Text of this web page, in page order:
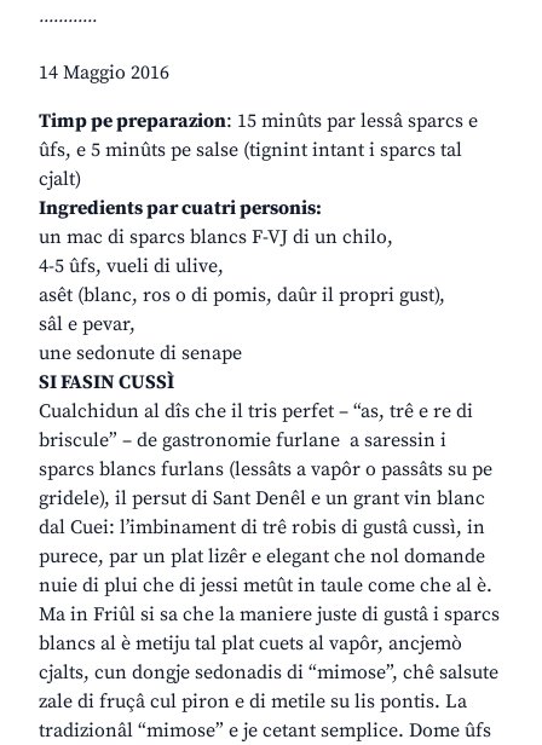
............
14 Maggio 2016
Timp pe preparazion: 15 minûts par lessâ sparcs e
ûfs, e 5 minûts pe salse (tignint intant i sparcs tal
cjalt)
Ingredients par cuatri personis:
un mac di sparcs blancs F-VJ di un chilo,
4-5 ûfs, vueli di ulive,
asêt (blanc, ros o di pomis, daûr il propri gust),
sâl e pevar,
une sedonute di senape
SI FASIN CUSSÌ
Cualchidun al dîs che il tris perfet – “as, trê e re di
briscule” – de gastronomie furlane a saressin i
sparcs blancs furlans (lessâts a vapôr o passâts su pe
gridele), il persut di Sant Denêl e un grant vin blanc
dal Cuei: l’imbinament di trê robis di gustâ cussì, in
purece, par un plat lizêr e elegant che nol domande
nuie di plui che di jessi metût in taule come che al è.
Ma in Friûl si sa che la maniere juste di gustâ i sparcs
blancs al è metiju tal plat cuets al vapôr, ancjemò
cjalts, cun dongje sedonadis di “mimose”, chê salsute
zale di fruçâ cul piron e di metile su lis pontis. La
tradizionâl “mimose” e je cetant semplice. Dome ûfs